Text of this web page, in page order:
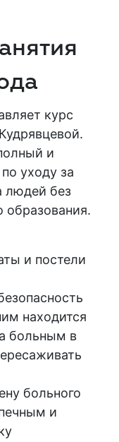
курс
и
уходу за
людей без
образования.
и постели
находится
больным в
больного
и